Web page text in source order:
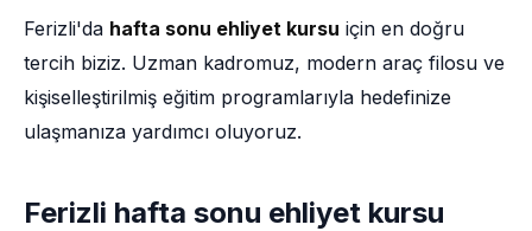
Ferizli'da hafta sonu ehliyet kursu için en doğru
tercih biziz. Uzman kadromuz, modern araç filosu ve
kişiselleştirilmiş eğitim programlarıyla hedefinize
ulaşmanıza yardımcı oluyoruz.
Ferizli hafta sonu ehliyet kursu